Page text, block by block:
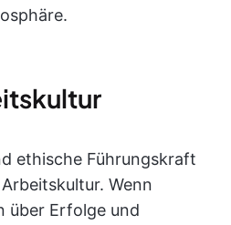
ethische Führungskraft
Wenn
über Erfolge und